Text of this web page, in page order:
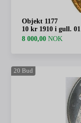
Objekt 1177
10 kr 1910 i gull. 01
8 000,00 NOK
20 Bud